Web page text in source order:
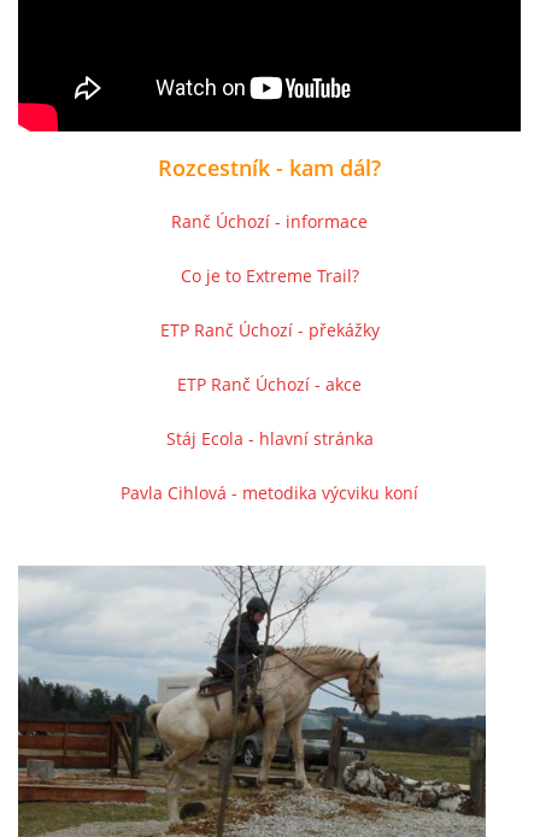
Rozcestník - kam dál?
Ranč Úchozí - informace
Co je to Extreme Trail?
ETP Ranč Úchozí - překážky
ETP Ranč Úchozí - akce
Stáj Ecola - hlavní stránka
Pavla Cihlová - metodika výcviku koní